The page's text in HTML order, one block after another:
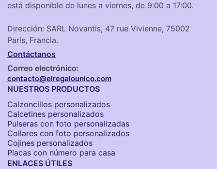
está disponible de lunes a viernes, de 9:00 a 17:00.
Dirección: SARL Novantis, 47 rue Vivienne, 75002
París, Francia.
Contáctanos
Correo electrónico:
contacto@elregalounico.com
NUESTROS PRODUCTOS
Calzoncillos personalizados​
Calcetines personalizados
Pulseras con foto personalizadas
Collares con foto personalizados
Cojines personalizados
Placas con número para casa
ENLACES ÚTILES